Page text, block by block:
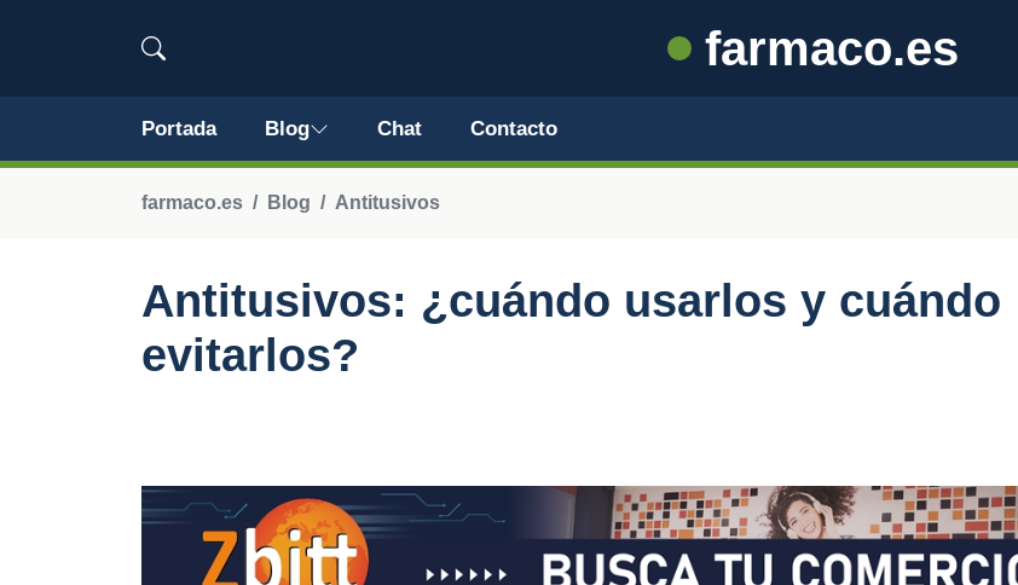
farmaco.es
Portada Blog Chat Contacto
farmaco.es Blog Antitusivos
Antitusivos: ¿cuándo usarlos y cuándo
evitarlos?